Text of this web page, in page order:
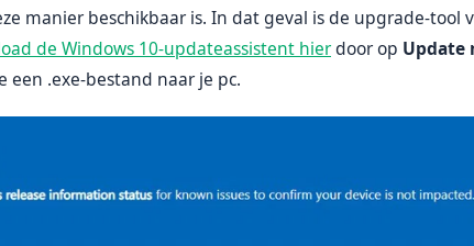
manier beschikbaar is. In dat geval is de upgrade-tool
de Windows 10-updateassistent hierdoor op Update
een .exe-bestand naar je pc.